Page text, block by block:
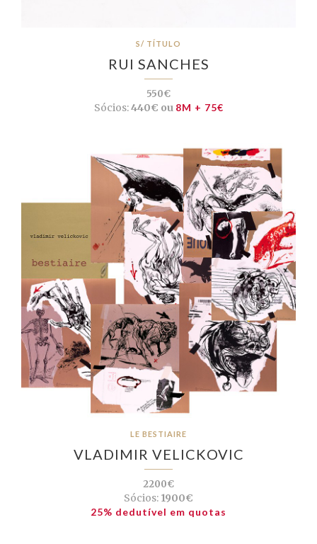
S/ TÍTULO
RUI SANCHES
550€
Sócios:440€ ou 8M + 75€
LE BESTIAIRE
VLADIMIR VELICKOVIC
2200€
Sócios: 1900€
25% dedutível em quotas